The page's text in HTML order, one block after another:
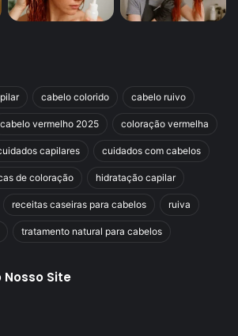
cabelo colorido cabelo ruivo
cabelo vermelho 2025 coloração vermelha
capilares cuidados com cabelos
de coloração hidratação capilar
receitas caseiras para cabelos ruiva
tratamento natural para cabelos
Site